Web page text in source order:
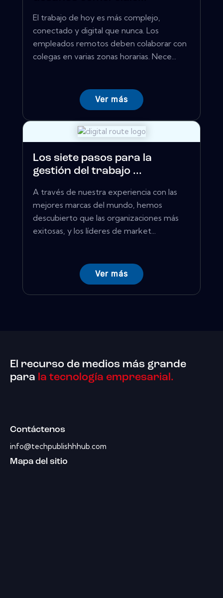
El trabajo de hoy es más complejo,
conectado y digital que nunca. Los
empleados remotos deben colaborar con
colegas en varias zonas horarias. Nece...
Ver más
Los siete pasos para la
gestión del trabajo ...
A través de nuestra experiencia con las
mejores marcas del mundo, hemos
descubierto que las organizaciones más
exitosas, y los líderes de market...
Ver más
El recurso de medios más grande
para la tecnología empresarial.
Contáctenos
info@techpublishhhub.com
Mapa del sitio